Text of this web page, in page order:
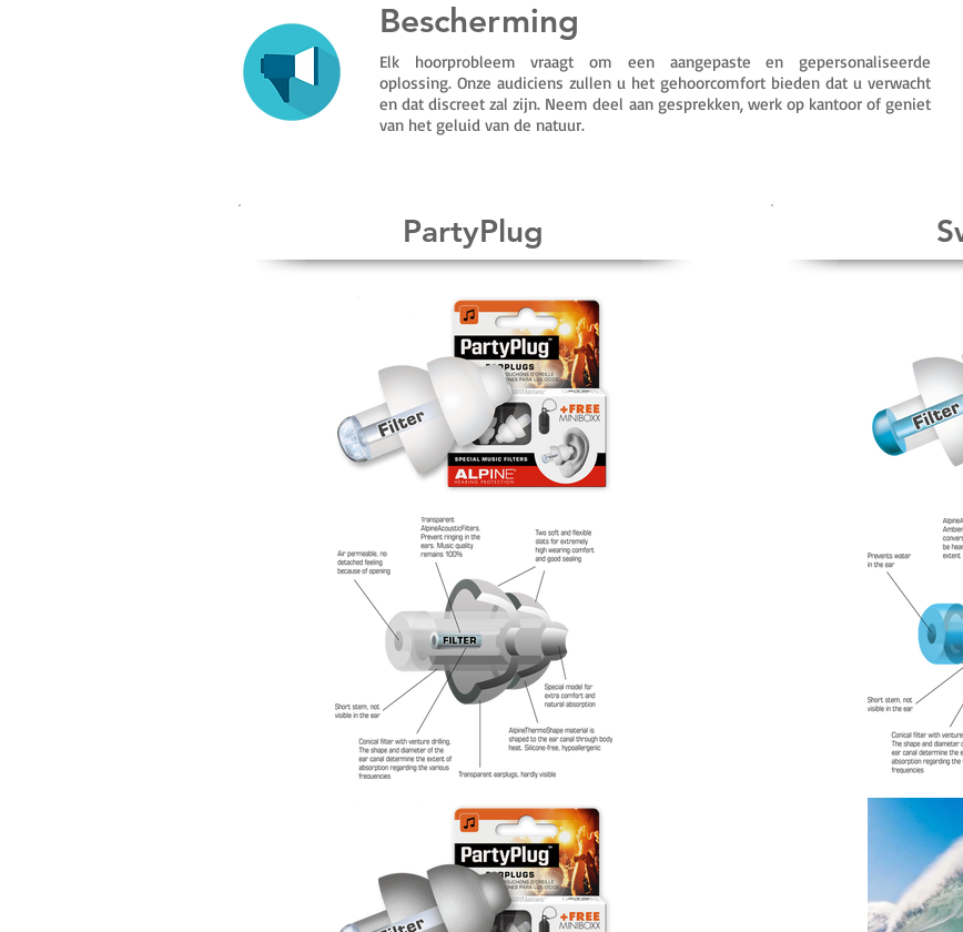
Bescherming
Elk hoorprobleem vraagt om een aangepaste en gepersonaliseerde
oplossing. Onze audiciens zullen u het gehoorcomfort bieden dat u verwacht
en dat discreet zal zijn. Neem deel aan gesprekken, werk op kantoor of geniet
van het geluid van de natuur.
PartyPlug